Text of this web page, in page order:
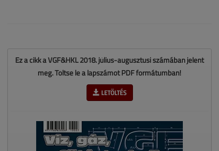
Ez a cikk a VGF&HKL 2018. július-augusztusi számában jelent
meg. Töltse le a lapszámot PDF formátumban!
LETÖLTÉS